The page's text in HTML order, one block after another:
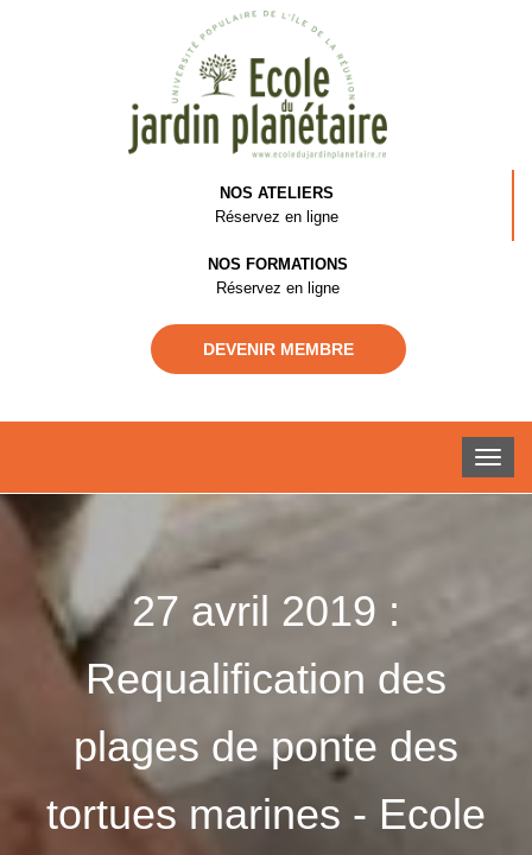
NOS ATELIERS
Réservez en ligne
NOS FORMATIONS
Réservez en ligne
DEVENIR MEMBRE
27 avril 2019 :
Requalification des
plages de ponte des
tortues marines - Ecole